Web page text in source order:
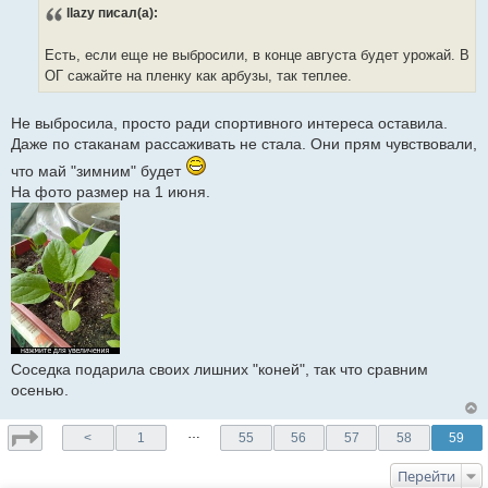
llazy писал(а):
Есть, если еще не выбросили, в конце августа будет урожай. В
ОГ сажайте на пленку как арбузы, так теплее.
Не выбросила, просто ради спортивного интереса оставила.
Даже по стаканам рассаживать не стала. Они прям чувствовали,
что май "зимним" будет
На фото размер на 1 июня.
Соседка подарила своих лишних "коней", так что сравним
осенью.
< 1 … 55 56 57 58 59
Перейти